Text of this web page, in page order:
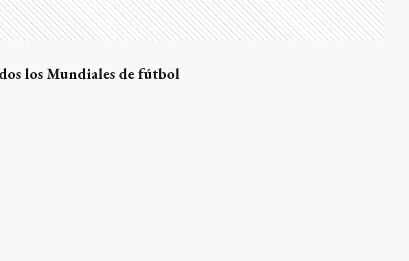
los Mundiales de fútbol